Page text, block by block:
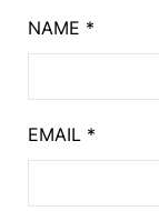
NAME *
EMAIL *